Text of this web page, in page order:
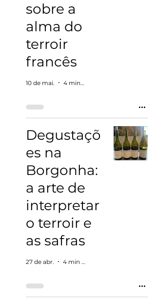
sobre a
alma do
terroir
francês
10 de mai. 4 min de leitura
Degustaçõ
es na
Borgonha:
a arte de
interpretar
o terroir e
as safras
27 de abr. 4 min de leitura